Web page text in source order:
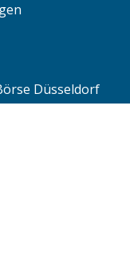
Düsseldorf
Düsseldorf